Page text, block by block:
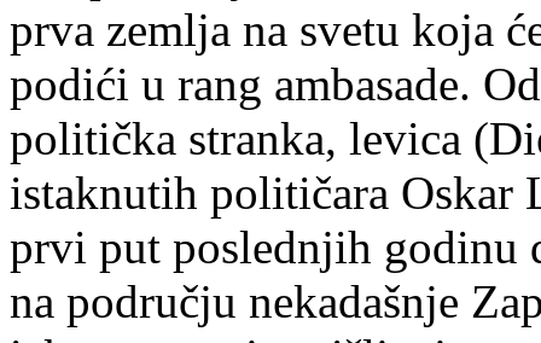
prva zemlja na svetu koja
podići u rang ambasade.
politička stranka, levica
istaknutih političara Oskar
prvi put poslednjih godinu
na području nekadašnje